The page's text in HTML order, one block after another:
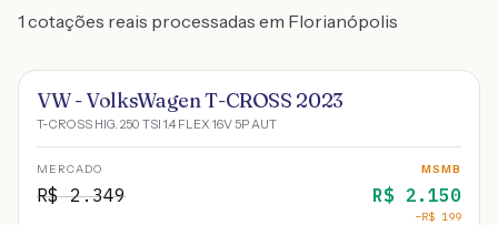
1 cotações reais processadas em Florianópolis
VW - VolksWagen T-CROSS 2023
T-CROSS HIG. 250 TSI 1.4 FLEX 16V 5P AUT
MERCADO
R$2.349
MSMB
R$ 2.150
−R$ 199